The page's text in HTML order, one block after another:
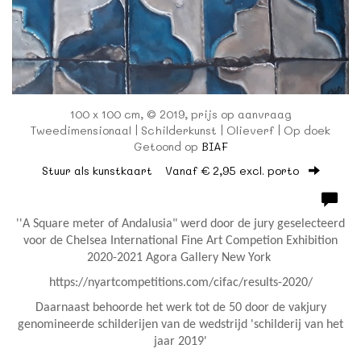
100 x 100 cm, © 2019, prijs op aanvraag
Tweedimensionaal | Schilderkunst | Olieverf | Op doek
Getoond op BIAF
Stuur als kunstkaart Vanaf € 2,95 excl. porto
''A Square meter of Andalusia" werd door de jury geselecteerd
voor de Chelsea International Fine Art Competion Exhibition
2020-2021 Agora Gallery New York
https://nyartcompetitions.com/cifac/results-2020/
Daarnaast behoorde het werk tot de 50 door de vakjury
genomineerde schilderijen van de wedstrijd 'schilderij van het
jaar 2019'